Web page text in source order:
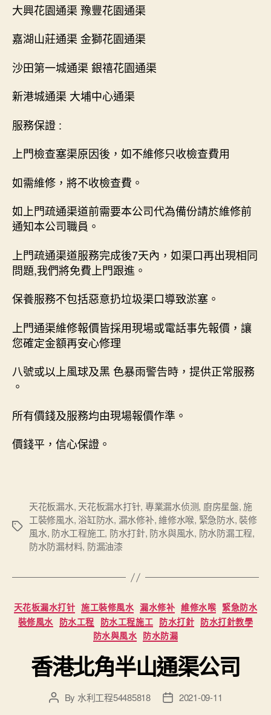
大興花園通渠 豫豐花園通渠
嘉湖山莊通渠 金獅花園通渠
沙田第一城通渠 銀禧花園通渠
新港城通渠 大埔中心通渠
服務保證 :
上門檢查塞渠原因後，如不維修只收檢查費用
如需維修，將不收檢查費。
如上門疏通渠道前需要本公司代為備份請於維修前
通知本公司職員。
上門疏通渠道服務完成後7天內，如渠口再出現相同
問題,我們將免費上門跟進。
保養服務不包括惡意扔垃圾渠口導致淤塞。
上門通渠維修報價皆採用現場或電話事先報價，讓
您確定金額再安心修理
八號或以上風球及黑 色暴雨警告時，提供正常服務
。
所有價錢及服務均由現場報價作準。
價錢平，信心保證。
Tags
天花板漏水, 天花板漏水打针, 專業漏水侦测, 廚房星盤,施
工裝修風水, 浴缸防水, 漏水修补,維修水喉, 緊急防水,裝修
風水, 防水工程施工, 防水打針, 防水與風水, 防水防漏工程,
防水防漏材料, 防漏油漆
Categories
天花板漏水打针 施工裝修風水 漏水修补 維修水喉 緊急防水
裝修風水 防水工程 防水工程施工 防水打針 防水打針教學
防水與風水 防水防漏
香港北角半山通渠公司
PostBy 水利工程54485818
Post2021-09-11